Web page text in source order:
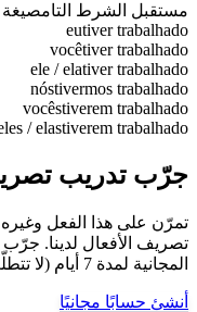
مستقبل الشرط التام
eutiver trabalhado
vocêtiver trabalhado
ele / elativer trabalhado
nóstivermos trabalhado
vocêstiverem trabalhado
/ elastiverem trabalhado
جرّب تدريب
تمرّن على هذا الفعل وغيره
المجانية لمدة 7 أيام (لا تتطلّب بطاقة ائتمان)!
أنشئ حسابًا مجانيًا